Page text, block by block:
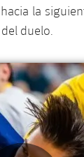
la
duelo.